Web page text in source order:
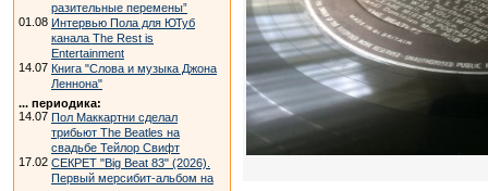
разительные перемены”
01.08 Интервью Пола для ЮТуб
канала The Rest is
Entertainment
14.07 Книга "Слова и музыка Джона
Леннона"
... периодика:
14.07 Пол Маккартни сделал
трибьют The Beatles на
свадьбе Тейлор Свифт
17.02 СЕКРЕТ "Big Beat 83" (2026).
Первый мерсибит-альбом на